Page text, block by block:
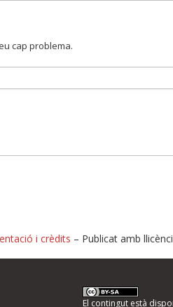
cap problema.
o informeu
i crèdits – Publicat amb
El contingut està